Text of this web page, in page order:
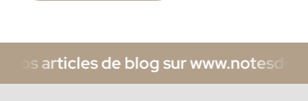
de blog sur